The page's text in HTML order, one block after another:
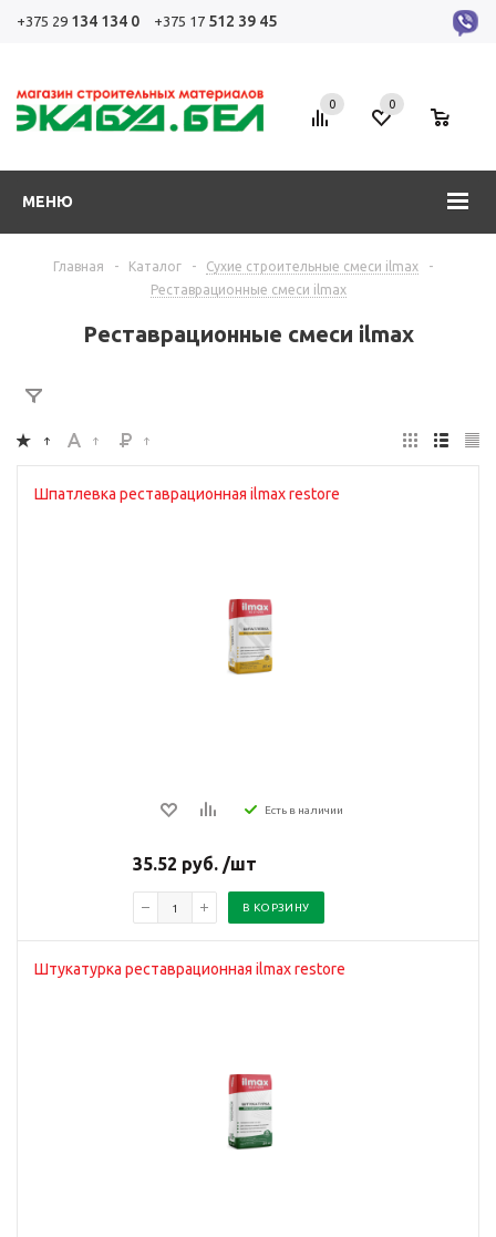
+375 29 134 134 0 +375 17 512 39 45
МЕНЮ
0 0
Главная - Каталог - Сухие строительные смеси ilmax
-
Реставрационные смеси ilmax
Реставрационные смеси ilmax
Шпатлевка реставрационная ilmax restore
Есть в наличии
35.52 руб. /шт
В КОРЗИНУ
Штукатурка реставрационная ilmax restore